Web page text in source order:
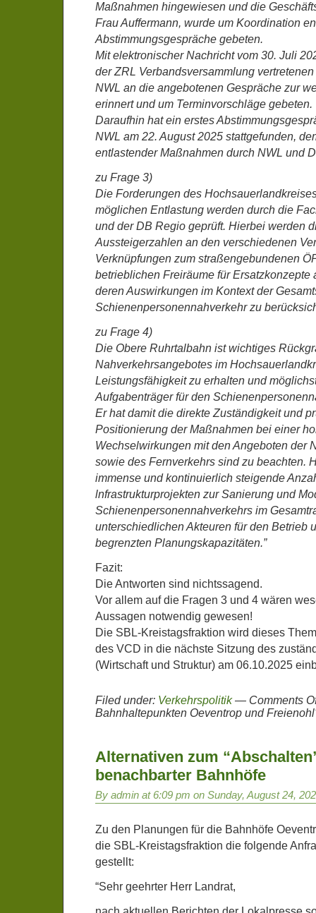
Maßnahmen hingewiesen und die
Frau Auffermann, wurde um Koordination
Abstimmungsgespräche gebeten.
Mit elektronischer Nachricht vom 30. Juli
der ZRL Verbandsversammlung
NWL an die angebotenen Gespräche zur
erinnert und um Terminvorschläge gebeten.
Daraufhin hat ein erstes
NWL am 22. August 2025 stattgefunden,
entlastender Maßnahmen durch NWL und
zu Frage 3)
Die Forderungen des
möglichen Entlastung werden durch die
und der DB Regio geprüft. Hierbei werden
Aussteigerzahlen an den verschiedenen
Verknüpfungen zum straßengebundenen
betrieblichen Freiräume für Ersatzkonzepte
deren Auswirkungen im Kontext der
Schienenpersonennahverkehr zu
zu Frage 4)
Die Obere Ruhrtalbahn ist wichtiges
Nahverkehrsangebotes im
Leistungsfähigkeit zu erhalten und
Aufgabenträger für den
Er hat damit die direkte Zuständigkeit und
Positionierung der Maßnahmen bei einer
Wechselwirkungen mit den Angeboten der
sowie des Fernverkehrs sind zu beachten.
immense und kontinuierlich steigende
lnfrastrukturprojekten zur Sanierung und
Schienenpersonennahverkehrs im
unterschiedlichen Akteuren für den Betrieb
begrenzten Planungskapazitäten.”
Fazit:
Die Antworten sind nichtssagend.
Vor allem auf die Fragen 3 und 4 wären
Aussagen notwendig gewesen!
Die SBL-Kreistagsfraktion wird dieses
des VCD in die nächste Sitzung des
(Wirtschaft und Struktur) am 06.10.2025
Filed under: Verkehrspolitik— Comments
Bahnhaltepunkten Oeventrop und
Alternativen zum
benachbarter Bahnhöfe
By admin at 6:09 pm on Sunday, August 24,
Zu den Planungen für die Bahnhöfe
die SBL-Kreistagsfraktion die folgende
gestellt:
“Sehr geehrter Herr Landrat,